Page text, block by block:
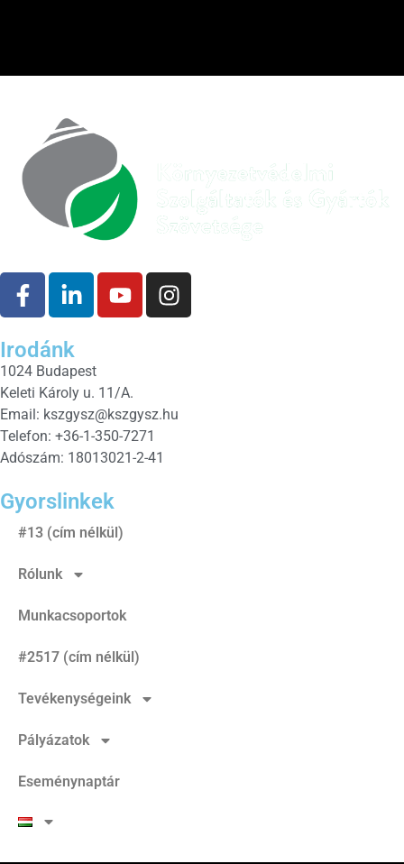
Irodánk
1024 Budapest
Keleti Károly u. 11/A.
Email: kszgysz@kszgysz.hu
Telefon: +36-1-350-7271
Adószám: 18013021-2-41
Gyorslinkek
#13 (cím nélkül)
Rólunk
Munkacsoportok
#2517 (cím nélkül)
Tevékenységeink
Pályázatok
Eseménynaptár